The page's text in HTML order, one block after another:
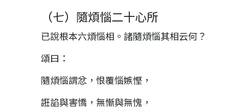
（七）隨煩惱二十心所
已說根本六煩惱相。諸隨煩惱其相云何？
頌曰：
隨煩惱謂忿，恨覆惱嫉慳，
誑諂與害憍，無慚與無愧，